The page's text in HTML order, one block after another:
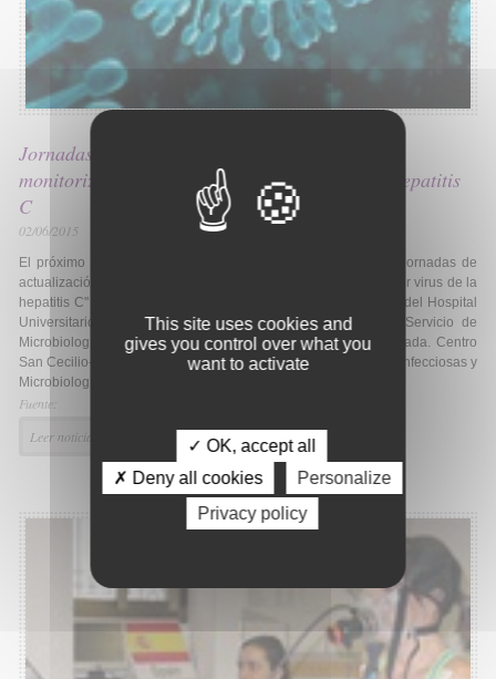
Jornadas de actualización en diagnostico y
monitorización de la infección por virus de la hepatitis
C
02/06/2015
El próximo 18 y 19 de Junio se celebrará en Granada las "Jornadas de
actualización en diagnostico y monitorización de la infección por virus de la
hepatitis C" en la Sala de Juntas del Servicio de Microbiología del Hospital
Universitario San Cecilio. Están siendo organizadas por el Servicio de
Microbiología del Complejo Hospitalario Universitario de Granada. Centro
San Cecilio-PTS. Unidad de Gestión Clínica de Enfermedades Infecciosas y
Microbiología.
Fuente:
Leer noticia
This site uses cookies and
gives you control over what you
want to activate
✓ OK, accept all
✗ Deny all cookies
Personalize
Privacy policy